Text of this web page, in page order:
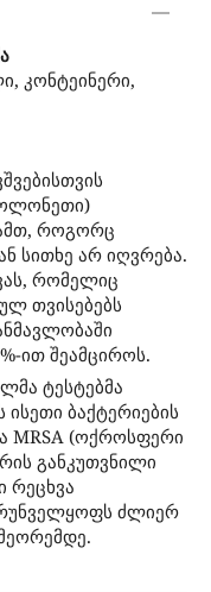
კონტეინერი,
როგორც
სითხე არ იღვრება.
რომელიც
თვისებებს
ით შეამციროს.
ტესტებმა
ბაქტერიების
MRSA (ოქროსფერი
განკუთვნილი
რეცხვა
ძლიერ